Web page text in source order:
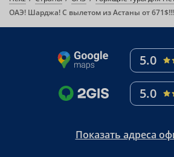
ОАЭ! Шарджа! С вылетом из Астаны от 671$!!!
5.0
5.0
Показать адреса